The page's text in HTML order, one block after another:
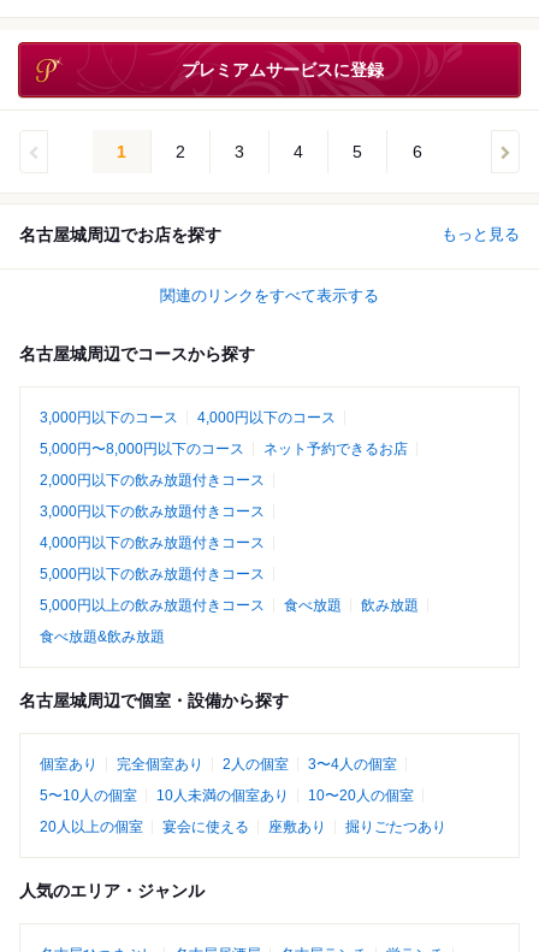
プレミアムサービスに登録
1 2 3 4 5 6
名古屋城周辺でお店を探す もっと見る
関連のリンクをすべて表示する
名古屋城周辺でコースから探す
3,000円以下のコース
4,000円以下のコース
5,000円〜8,000円以下のコース
ネット予約できるお店
2,000円以下の飲み放題付きコース
3,000円以下の飲み放題付きコース
4,000円以下の飲み放題付きコース
5,000円以下の飲み放題付きコース
5,000円以上の飲み放題付きコース
食べ放題
飲み放題
食べ放題&飲み放題
名古屋城周辺で個室・設備から探す
個室あり 完全個室あり 2人の個室
3〜4人の個室
5〜10人の個室
10人未満の個室あり
10〜20人の個室
20人以上の個室
宴会に使える 座敷あり 掘りごたつあり
人気のエリア・ジャンル